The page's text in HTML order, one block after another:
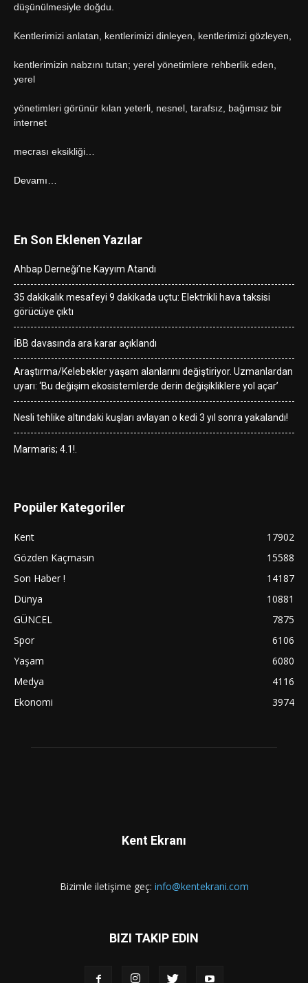
düşünülmesiyle doğdu.
Kentlerimizi anlatan, kentlerimizi dinleyen, kentlerimizi gözleyen,
kentlerimizin nabzını tutan; yerel yönetimlere rehberlik eden,
yerel
yönetimleri görünür kılan yeterli, nesnel, tarafsız, bağımsız bir
internet
mecrası eksikliği…
Devamı…
En Son Eklenen Yazılar
Ahbap Derneği’ne Kayyım Atandı
35 dakikalık mesafeyi 9 dakikada uçtu: Elektrikli hava taksisi
görücüye çıktı
İBB davasında ara karar açıklandı
Araştırma/Kelebekler yaşam alanlarını değiştiriyor. Uzmanlardan
uyarı: ‘Bu değişim ekosistemlerde derin değişikliklere yol açar’
Nesli tehlike altındaki kuşları avlayan o kedi 3 yıl sonra yakalandı!
Marmaris; 4.1!.
Popüler Kategoriler
Kent
17902
Gözden Kaçmasın
15588
Son Haber !
14187
Dünya
10881
GÜNCEL
7875
Spor
6106
Yaşam
6080
Medya
4116
Ekonomi
3974
Kent Ekranı
Bizimle iletişime geç: info@kentekrani.com
BIZI TAKIP EDIN